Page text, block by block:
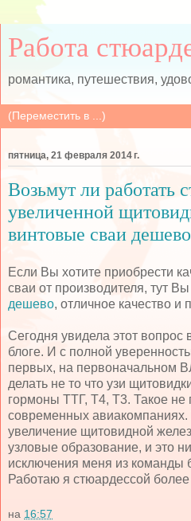
Работа
романтика, путешествия,
пятница, 21 февраля 2014 г.
Возьмут ли работать
увеличенной
винтовые сваи дешево
Если Вы хотите приобрести
сваи от производителя, тут
дешево, отличное качество и
Сегодня увидела этот
блоге. И с полной
первых, на первоначальном
делать не то что узи
гормоны ТТГ, Т4, Т3. Такое не
современных
увеличение щитовидной
узловые образование, и это
исключения меня из команды
Работаю я стюардессой более
на 16:57